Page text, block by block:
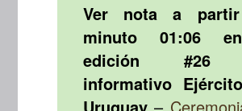
Ver nota a
minuto 01:06
edición #26
informativo
Uruguay–